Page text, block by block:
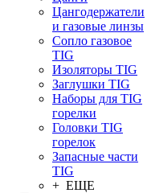
Цангодержатели
и газовые линзы
Сопло газовое
TIG
Изоляторы TIG
Заглушки TIG
Наборы для TIG
горелки
Головки TIG
горелок
Запасные части
TIG
+ ЕЩЕ